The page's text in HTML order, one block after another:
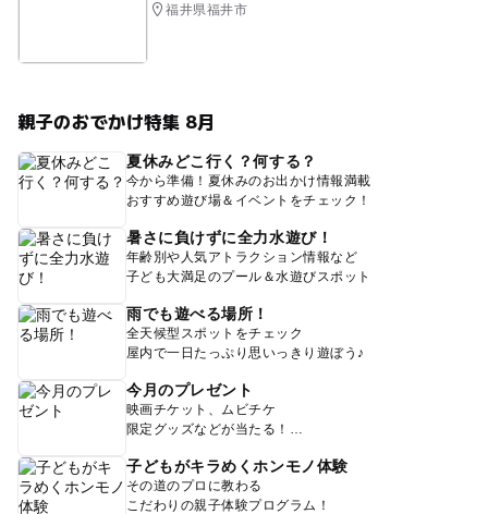
福井県福井市
親子のおでかけ特集 8月
夏休みどこ行く？何する？
今から準備！夏休みのお出かけ情報満載
おすすめ遊び場＆イベントをチェック！
暑さに負けずに全力水遊び！
年齢別や人気アトラクション情報など
子ども大満足のプール＆水遊びスポット
雨でも遊べる場所！
全天候型スポットをチェック
屋内で一日たっぷり思いっきり遊ぼう♪
今月のプレゼント
映画チケット、ムビチケ
限定グッズなどが当たる！
子どもがキラめくホンモノ体験
その道のプロに教わる
こだわりの親子体験プログラム！